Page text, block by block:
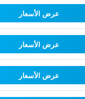
عرض الأسعار
عرض الأسعار
عرض الأسعار